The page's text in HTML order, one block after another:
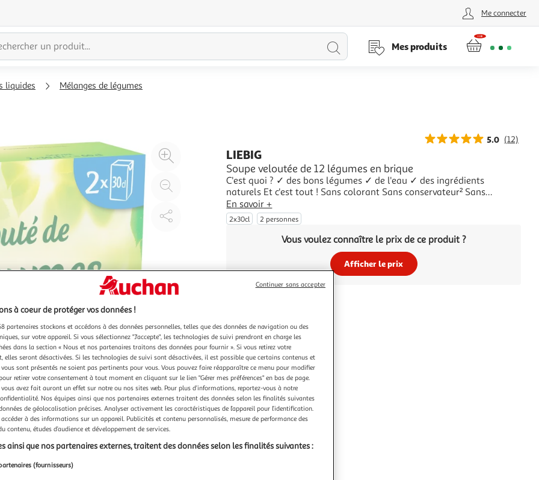
Me connecter
Lancer
Mes produits
liquides Mélanges de légumes
Agrandir
l'illustration
l'illustration
Partager
5.0 (12)
LIEBIG
Soupe veloutée de 12 légumes en brique
C'est quoi ? ✓ des bons légumes ✓ de l'eau ✓ des ingrédients
naturels Et c'est tout ! Sans colorant Sans conservateur² Sans
exhausteur de goût ²Comme toutes les soupes du rayon ambiant.
Qualité Garantie Nos légumes sont sélectionnés avec soin et cueillis
à maturité par nos producteurs. Depuis 1962,
En savoir +
2x30cl 2 personnes
Vous voulez connaître le prix de ce produit ?
Afficher le prix
à coeur de protéger vos données !
partenaires stockons et accédons à des données personnelles, telles que des données de navigation ou des
sur votre appareil. Si vous sélectionnez "J'accepte", les technologies de suivi prendront en charge les
dans la section « Nous et nos partenaires traitons des données pour fournir ». Si vous retirez votre
elles seront désactivées. Si les technologies de suivi sont désactivées, il est possible que certains contenus et
sont présentés ne soient pas pertinents pour vous. Vous pouvez faire réapparaître ce menu pour modifier
retirer votre consentement à tout moment en cliquant sur le lien "Gérer mes préférences" en bas de page.
vous avez fait auront un effet sur notre ou nos sites web. Pour plus d’informations, reportez-vous à notre
Nos équipes ainsi que nos partenaires externes traitent des données selon les finalités suivantes
de géolocalisation précises. Analyser activement les caractéristiques de l’appareil pour l’identification.
à des informations sur un appareil. Publicités et contenu personnalisés, mesure de performance des
contenu, études d’audience et développement de services.
ainsi que nos partenaires externes, traitent des données selon les finalités suivantes :
(fournisseurs)
Continuer sans accepter